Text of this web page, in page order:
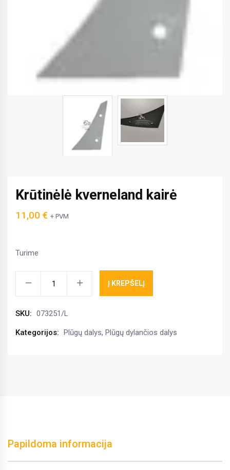
Krūtinėlė kverneland kairė
11,00 € + PVM
Turime
kiekis
Į KREPŠELĮ
SKU: 073251/L
Kategorijos: Plūgų dalys, Plūgų dylančios dalys
Papildoma informacija